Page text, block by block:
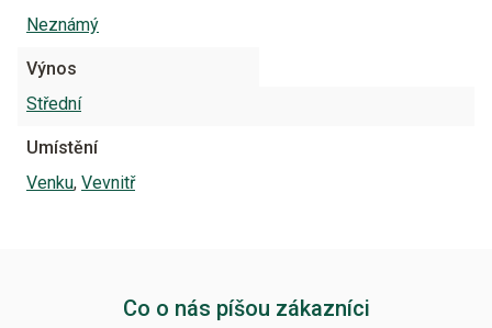
Neznámý
Výnos
Střední
Umístění
Venku, Vevnitř
Co o nás píšou zákazníci